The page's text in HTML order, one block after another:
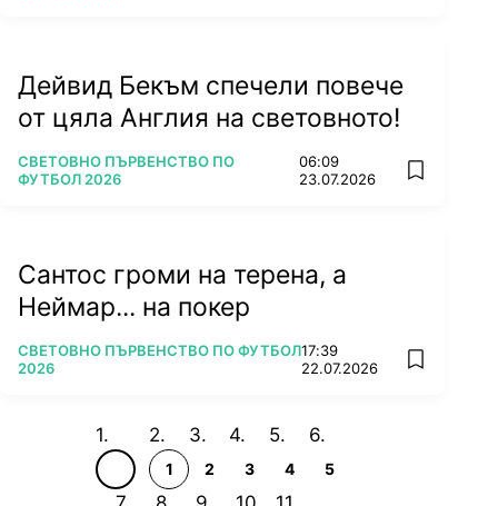
Дейвид Бекъм спечели повече
от цяла Англия на световното!
ПОВЕЧЕ ОТ
СВЕТОВНО ПЪРВЕНСТВО ПО
ФУТБОЛ 2026
06:09
23.07.2026
add
Сантос громи на терена, а
Неймар... на покер
ПОВЕЧЕ ОТ
СВЕТОВНО ПЪРВЕНСТВО ПО ФУТБОЛ
2026
17:39
22.07.2026
add
1 2 3 4 5